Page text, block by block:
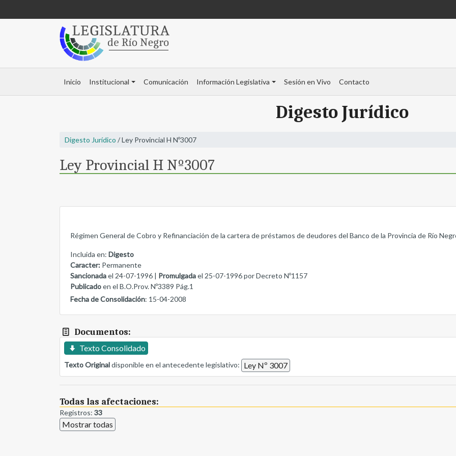
Inicio Institucional Comunicación Información Legislativa Sesión en Vivo Contacto
Digesto Jurídico
Digesto Jurídico / Ley Provincial H Nº3007
Ley Provincial H Nº3007
Régimen General de Cobro y Refinanciación de la cartera de préstamos de deudores del Banco de la Provincia de Río
Incluida en: Digesto
Caracter: Permanente
Sancionadael 24-07-1996 | Promulgadael 25-07-1996 por Decreto Nº1157
Publicadoen el B.O.Prov. Nº3389 Pág.1
Fecha de Consolidación: 15-04-2008
Documentos:
Texto Consolidado
Texto Originaldisponible en el antecedente legislativo: Ley Nº 3007
Todas las afectaciones:
Registros: 33
Mostrar todas